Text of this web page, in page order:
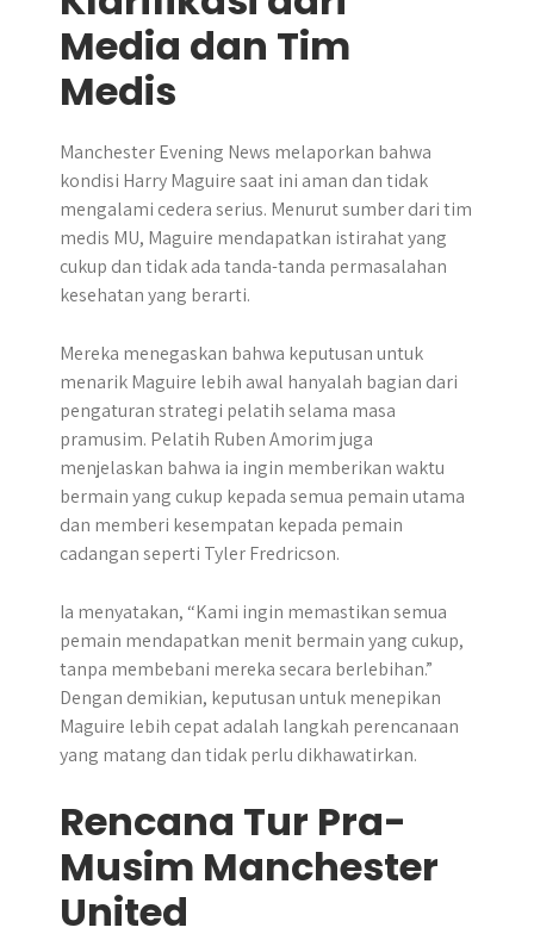
Media dan Tim
Medis
Manchester Evening News melaporkan bahwa
kondisi Harry Maguire saat ini aman dan tidak
mengalami cedera serius. Menurut sumber dari tim
medis MU, Maguire mendapatkan istirahat yang
cukup dan tidak ada tanda-tanda permasalahan
kesehatan yang berarti.
Mereka menegaskan bahwa keputusan untuk
menarik Maguire lebih awal hanyalah bagian dari
pengaturan strategi pelatih selama masa
pramusim. Pelatih Ruben Amorim juga
menjelaskan bahwa ia ingin memberikan waktu
bermain yang cukup kepada semua pemain utama
dan memberi kesempatan kepada pemain
cadangan seperti Tyler Fredricson.
Ia menyatakan, “Kami ingin memastikan semua
pemain mendapatkan menit bermain yang cukup,
tanpa membebani mereka secara berlebihan.”
Dengan demikian, keputusan untuk menepikan
Maguire lebih cepat adalah langkah perencanaan
yang matang dan tidak perlu dikhawatirkan.
Rencana Tur Pra-
Musim Manchester
United